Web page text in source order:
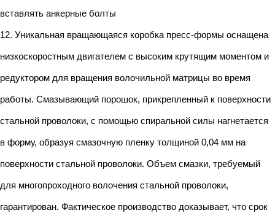
вставлять анкерные болты
12. Уникальная вращающаяся коробка пресс-формы оснащена
низкоскоростным двигателем с высоким крутящим моментом и
редуктором для вращения волочильной матрицы во время
работы. Смазывающий порошок, прикрепленный к поверхности
стальной проволоки, с помощью спиральной силы нагнетается
в форму, образуя смазочную пленку толщиной 0,04 мм на
поверхности стальной проволоки. Объем смазки, требуемый
для многопроходного волочения стальной проволоки,
гарантирован. Фактическое производство доказывает, что срок